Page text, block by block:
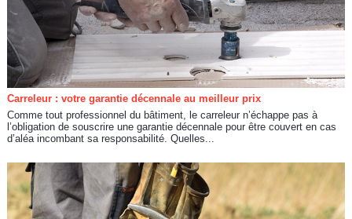
Carreleur : votre garantie décennale au meilleur prix
Comme tout professionnel du bâtiment, le carreleur n’échappe pas à
l’obligation de souscrire une garantie décennale pour être couvert en cas
d’aléa incombant sa responsabilité. Quelles...